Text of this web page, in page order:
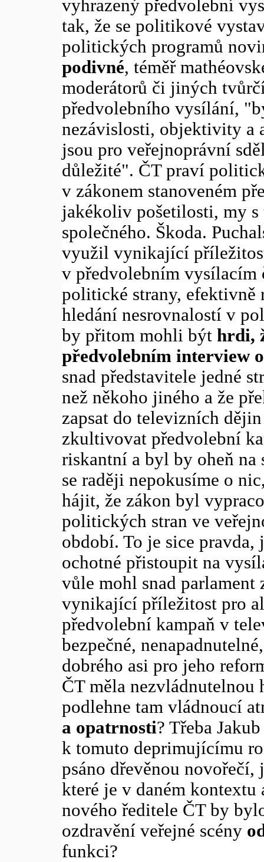
vyhrazený předvolební
tak, že se politikové
politických programů
podivné, téměř
moderátorů či jiných
předvolebního vysílání,
nezávislosti, objektivity a
jsou pro veřejnoprávní
důležité". ČT praví
v zákonem stanoveném
jakékoliv pošetilosti, my
společného. Škoda.
využil vynikající
v předvolebním vysílacím
politické strany, efektivně
hledání nesrovnalostí v
by přitom mohli být hrdi,
předvolebním interview
snad představitele jedné
než někoho jiného a že
zapsat do televizních
zkultivovat předvolební
riskantní a byl by oheň na
se raději nepokusíme o
hájit, že zákon byl
politických stran ve
období. To je sice
ochotné přistoupit na
vůle mohl snad parlament
vynikající příležitost pro
předvolební kampaň v
bezpečné,
dobrého asi pro jeho
ČT měla
podlehne tam vládnoucí
a opatrnosti? Třeba
k tomuto deprimujícímu
psáno dřevěnou
které je v daném
nového ředitele ČT by
ozdravění veřejné scény
funkci?